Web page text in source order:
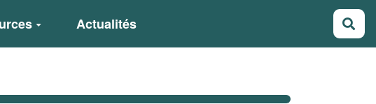
Actualités